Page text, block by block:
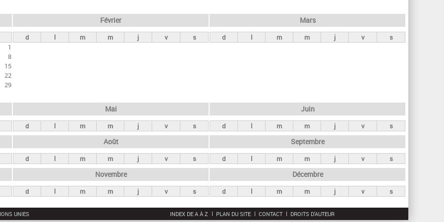
r
c
1
8
15
22
29
Février
d l m m j v s
Mars
d l m m j v s
Mai
d l m m j v s
Juin
d l m m j v s
Août
d l m m j v s
Septembre
d l m m j v s
Novembre
d l m m j v s
Décembre
d l m m j v s
UNIES INDEX DE A À Z PLAN DU SITE CONTACT DROITS D'AUTEUR